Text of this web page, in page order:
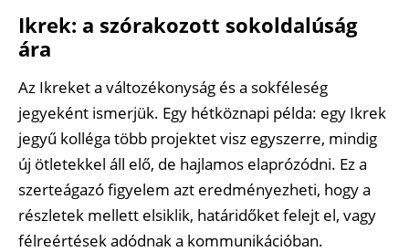
Ikrek: a szórakozott sokoldalúság
ára
Az Ikreket a változékonyság és a sokféleség
jegyeként ismerjük. Egy hétköznapi példa: egy Ikrek
jegyű kolléga több projektet visz egyszerre, mindig
új ötletekkel áll elő, de hajlamos elaprózódni. Ez a
szerteágazó figyelem azt eredményezheti, hogy a
részletek mellett elsiklik, határidőket felejt el, vagy
félreértések adódnak a kommunikációban.